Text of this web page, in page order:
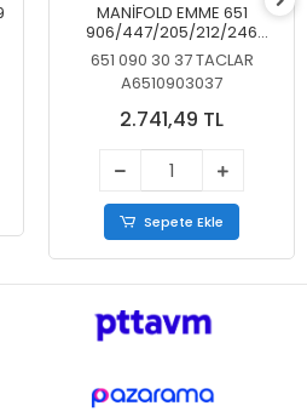
MANİFOLD EMME 651
906/447/205/212/246
KELEBEKSİZ
651 090 30 37 TACLAR
A6510903037
2.741,49 TL
Sepete Ekle